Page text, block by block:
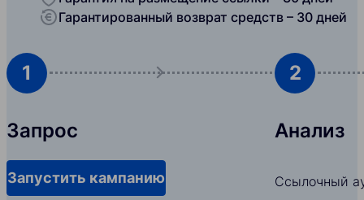
Гарантированный возврат средств – 30 дней
1
Запрос
Запустить кампанию
2
Анализ
Ссылочный